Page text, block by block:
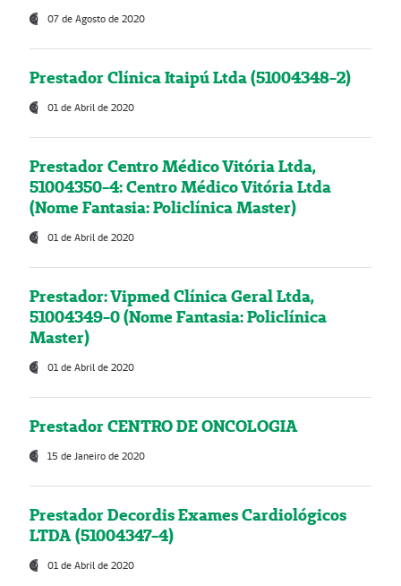
07 de Agosto de 2020
Prestador Clínica Itaipú Ltda (51004348-2)
01 de Abril de 2020
Prestador Centro Médico Vitória Ltda,
51004350-4: Centro Médico Vitória Ltda
(Nome Fantasia: Policlínica Master)
01 de Abril de 2020
Prestador: Vipmed Clínica Geral Ltda,
51004349-0 (Nome Fantasia: Policlínica
Master)
01 de Abril de 2020
Prestador CENTRO DE ONCOLOGIA
15 de Janeiro de 2020
Prestador Decordis Exames Cardiológicos
LTDA (51004347-4)
01 de Abril de 2020